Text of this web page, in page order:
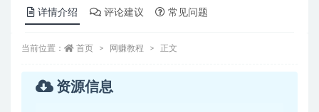
详情介绍 评论建议 常见问题
当前位置： 首页 网赚教程 正文
资源信息